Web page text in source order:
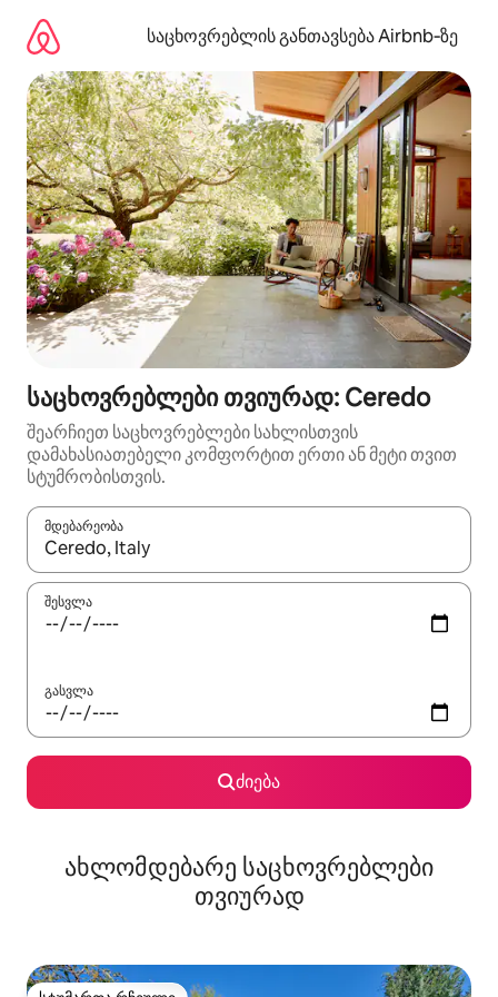
გადასვლა
საცხოვრებლის განთავსება Airbnb‑ზე
საცხოვრებლები თვიურად: Ceredo
შეარჩიეთ საცხოვრებლები სახლისთვის
დამახასიათებელი კომფორტით ერთი ან მეტი თვით
სტუმრობისთვის.
მდებარეობა
როცა შედეგები ხელმისაწვდომი გახდება, ნავიგაციისთვის
შესვლა
გასვლა
ძიება
ახლომდებარე საცხოვრებლები
თვიურად